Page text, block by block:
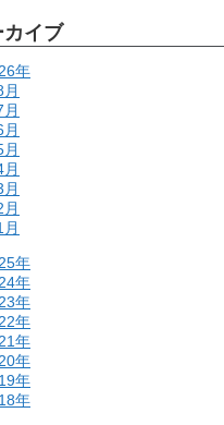
カイブ
年
月
月
月
月
月
月
月
月
年
年
年
年
年
年
年
年